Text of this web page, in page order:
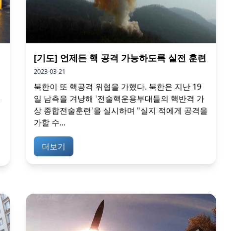
[기도] 언제든 핵 공격 가능하도록 실전 훈련
2023-03-21
북한이 또 핵공격 위협을 가했다. 북한은 지난 19
일 남측을 겨냥해 '전술핵운용부대들의 핵반격 가
상 종합전술훈련'을 실시하며 "실지 적에게 공격을
가할 수...
더보기